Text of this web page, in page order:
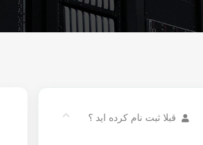
قبلا ثبت نام کرده اید ؟